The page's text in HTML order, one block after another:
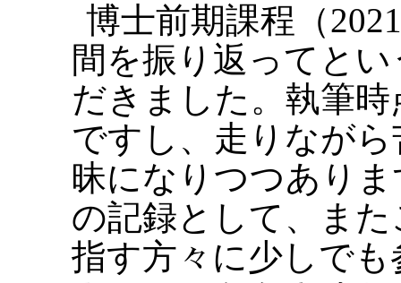
博士前期課程（
間を振り返ってと
だきました。執筆
ですし、走りなが
昧になりつつあり
の記録として、ま
指す方々に少しで